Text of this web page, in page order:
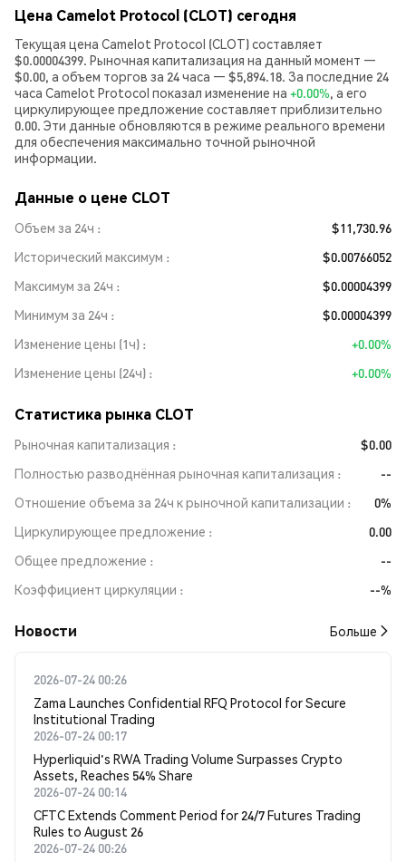
Цена Camelot Protocol (CLOT) сегодня
Текущая цена Camelot Protocol (CLOT) составляет
$0.00004399. Рыночная капитализация на данный момент —
$0.00, а объем торгов за 24 часа — $5,894.18. За последние 24
часа Camelot Protocol показал изменение на +0.00%, а его
циркулирующее предложение составляет приблизительно
0.00. Эти данные обновляются в режиме реального времени
для обеспечения максимально точной рыночной
информации.
Данные о цене CLOT
Объем за 24ч
$11,730.96
Исторический максимум
$0.00766052
Максимум за 24ч
$0.00004399
Минимум за 24ч
$0.00004399
Изменение цены (1ч)
+0.00%
Изменение цены (24ч)
+0.00%
Статистика рынка CLOT
Рыночная капитализация
$0.00
Полностью разводнённая рыночная капитализация
--
Отношение объема за 24ч к рыночной капитализации
0%
Циркулирующее предложение
0.00
Общее предложение
--
Коэффициент циркуляции
--%
Новости Больше
2026-07-24 00:26
Zama Launches Confidential RFQ Protocol for Secure
Institutional Trading
2026-07-24 00:17
Hyperliquid's RWA Trading Volume Surpasses Crypto
Assets, Reaches 54% Share
2026-07-24 00:14
CFTC Extends Comment Period for 24/7 Futures Trading
Rules to August 26
2026-07-24 00:26